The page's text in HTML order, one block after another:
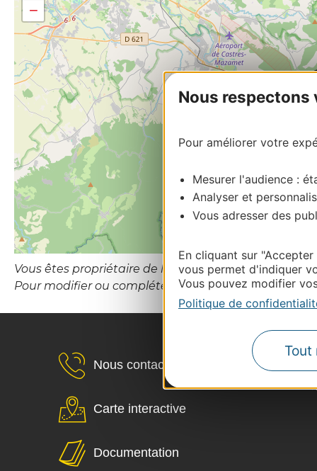
Nous respectons
Pour améliorer votre
Mesurer l'audience :
Analyser et
Vous adresser des
En cliquant sur
vous permet d'indiquer
Vous pouvez modifier
Politique de
Tout
−
Vous êtes propriétaire de l’établissement ou le
Pour modifier ou compléter cette fiche, merci de
Nous contacter
Carte interactive
Documentation